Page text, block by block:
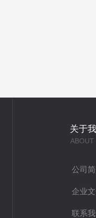
关于
ABOUT
公司
企业
联系